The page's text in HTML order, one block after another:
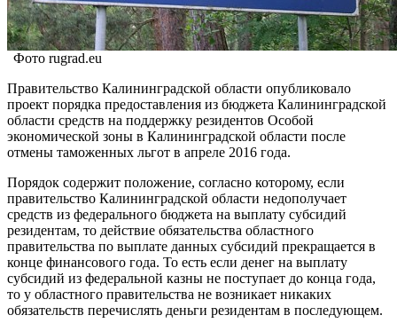
Фото rugrad.eu
Правительство Калининградской области опубликовало
проект порядка предоставления из бюджета Калининградской
области средств на поддержку резидентов Особой
экономической зоны в Калининградской области после
отмены таможенных льгот в апреле 2016 года.
Порядок содержит положение, согласно которому, если
правительство Калининградской области недополучает
средств из федерального бюджета на выплату субсидий
резидентам, то действие обязательства областного
правительства по выплате данных субсидий прекращается в
конце финансового года. То есть если денег на выплату
субсидий из федеральной казны не поступает до конца года,
то у областного правительства не возникает никаких
обязательств перечислять деньги резидентам в последующем.